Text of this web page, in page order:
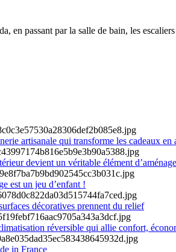
en passant par la salle de bain, les
artisanale qui transforme les cadeaux en
devient un véritable élément
est un jeu d’enfant !
décoratives prennent du relief
réversible qui allie confort,
in France